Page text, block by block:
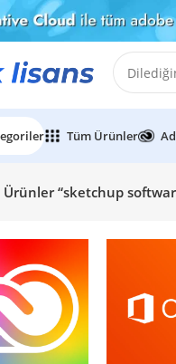
Tüm Ürünler
Ürünler “sketchup